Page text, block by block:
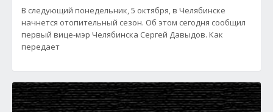
В следующий понедельник, 5 октября, в Челябинске
начнется отопительный сезон. Об этом сегодня сообщил
первый вице-мэр Челябинска Сергей Давыдов. Как
передает